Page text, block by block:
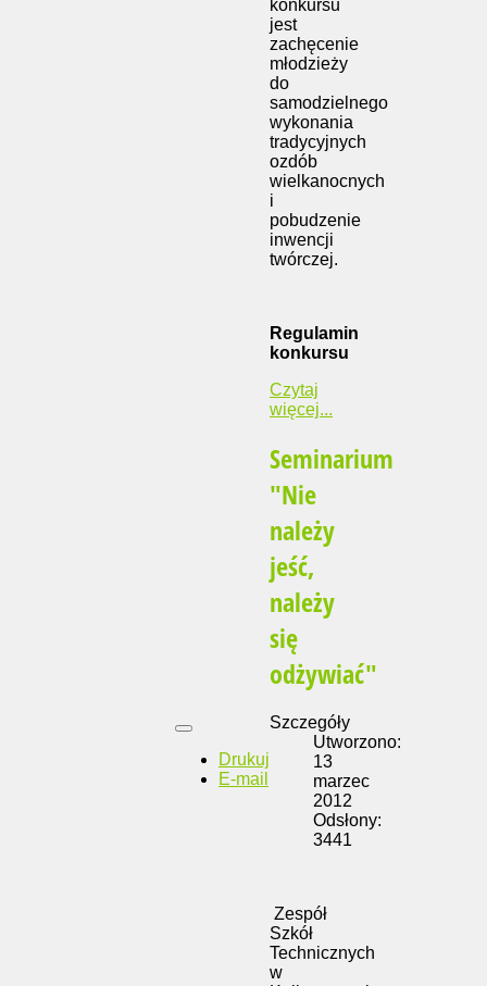
konkursu
jest
zachęcenie
młodzieży
do
samodzielnego
wykonania
tradycyjnych
ozdób
wielkanocnych
i
pobudzenie
inwencji
twórczej.
Regulamin
konkursu
Czytaj
więcej...
Seminarium
"Nie
należy
jeść,
należy
się
odżywiać"
Drukuj
E-mail
Szczegóły
Utworzono:
13
marzec
2012
Odsłony:
3441
Zespół
Szkół
Technicznych
w